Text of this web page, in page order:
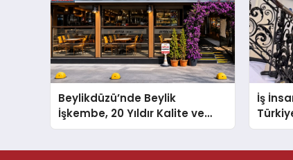
Beylikdüzü’nde Beylik
İşkembe, 20 Yıldır Kalite ve
Lezzetin Değişmeyen Adresi
İş